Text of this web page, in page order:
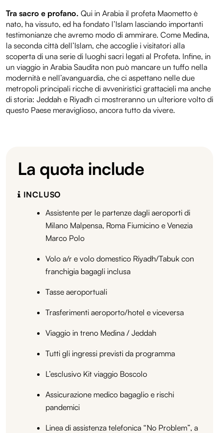
Tra sacro e profano. Qui in Arabia il profeta Maometto è
nato, ha vissuto, ed ha fondato l’Islam lasciando importanti
testimonianze che avremo modo di ammirare. Come Medina,
la seconda città dell’Islam, che accoglie i visitatori alla
scoperta di una serie di luoghi sacri legati al Profeta. Infine, in
un viaggio in Arabia Saudita non può mancare un tuffo nella
modernità e nell’avanguardia, che ci aspettano nelle due
metropoli principali ricche di avveniristici grattacieli ma anche
di storia: Jeddah e Riyadh ci mostreranno un ulteriore volto di
questo Paese meraviglioso, ancora tutto da vivere.
La quota include
INCLUSO
Assistente per le partenze dagli aeroporti di
Milano Malpensa, Roma Fiumicino e Venezia
Marco Polo
Volo a/r e volo domestico Riyadh/Tabuk con
franchigia bagagli inclusa
Tasse aeroportuali
Trasferimenti aeroporto/hotel e viceversa
Viaggio in treno Medina / Jeddah
Tutti gli ingressi previsti da programma
L’esclusivo Kit viaggio Boscolo
Assicurazione medico bagaglio e rischi
pandemici
Linea di assistenza telefonica “No Problem”, a